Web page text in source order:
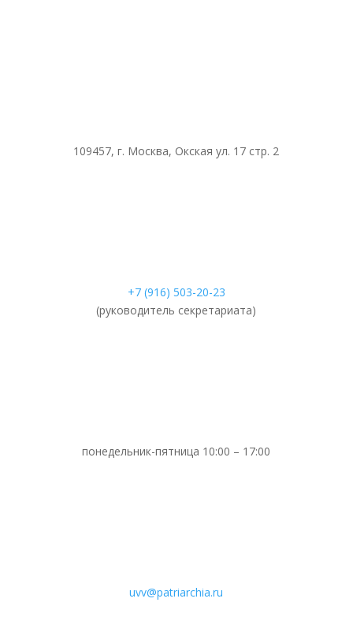
109457, г. Москва, Окская ул. 17 стр. 2
+7 (916) 503-20-23
(руководитель секретариата)
понедельник-пятница 10:00 – 17:00
uvv@patriarchia.ru